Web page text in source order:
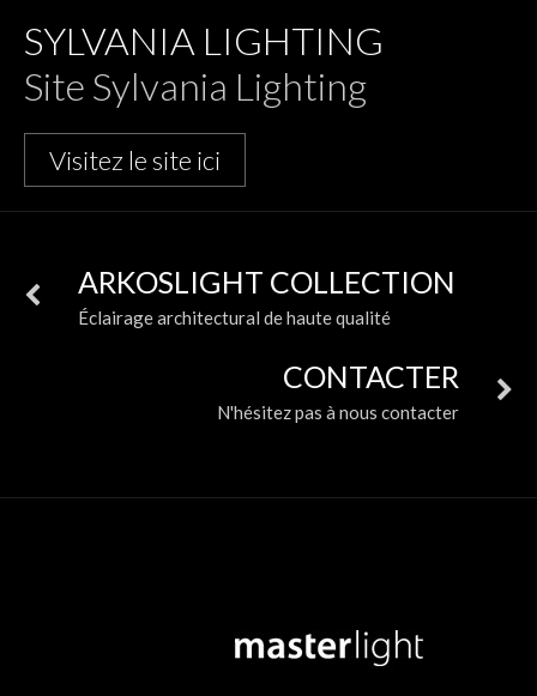
SYLVANIA LIGHTING
Site Sylvania Lighting
Visitez le site ici
ARKOSLIGHT COLLECTION
Éclairage architectural de haute qualité
CONTACTER
N'hésitez pas à nous contacter